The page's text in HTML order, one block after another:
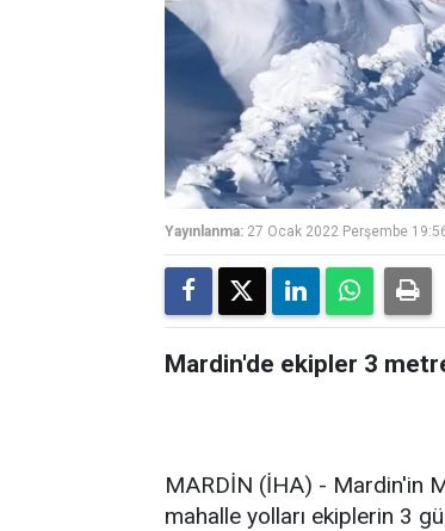
Yayınlanma: 27 Ocak 2022 Perşembe
Mardin'de ekipler 3 metre
MARDİN (İHA) - Mardin'in
mahalle yolları ekiplerin 3